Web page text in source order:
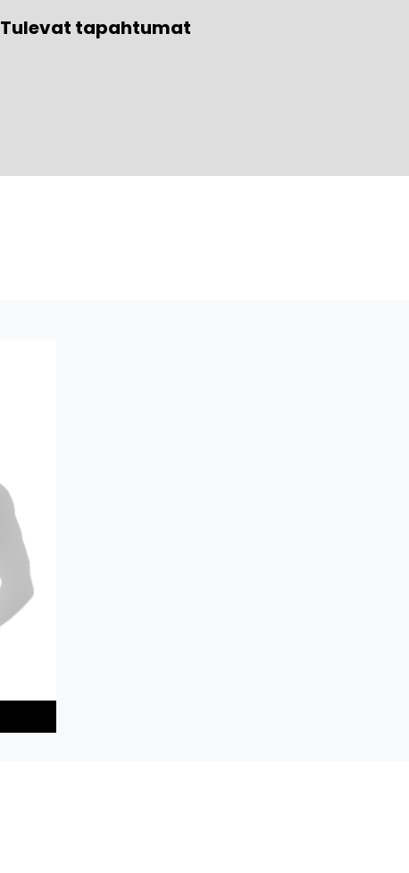
Tulevat tapahtumat